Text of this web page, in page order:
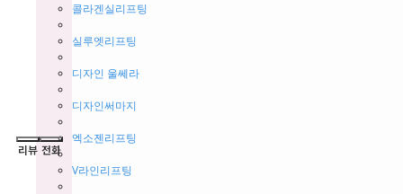
콜라겐실리프팅
실루엣리프팅
디자인 울쎄라
디자인써마지
엑소젠리프팅
V라인리프팅